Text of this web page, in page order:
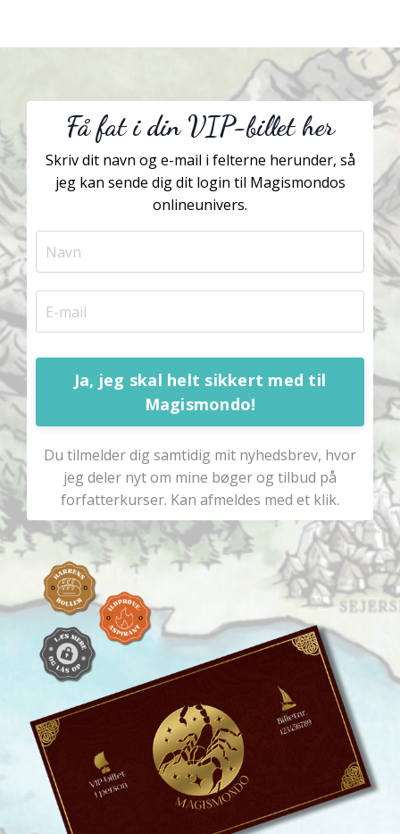
Få fat i din VIP-billet her
Skriv dit navn og e-mail i felterne herunder, så
jeg kan sende dig dit login til Magismondos
onlineunivers.
Ja, jeg skal helt sikkert med til
Magismondo!
Du tilmelder dig samtidig mit nyhedsbrev, hvor
jeg deler nyt om mine bøger og tilbud på
forfatterkurser. Kan afmeldes med et klik.